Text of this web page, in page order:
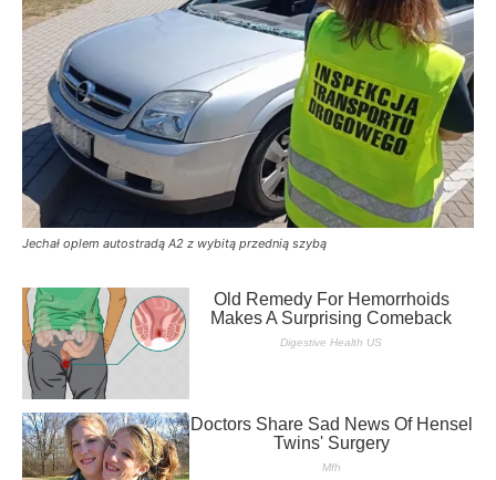
Jechał oplem autostradą A2 z wybitą przednią szybą